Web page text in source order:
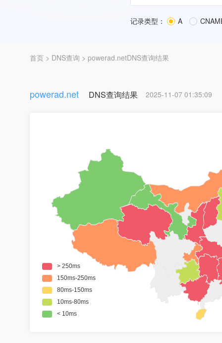
记录类型： A
首页 > DNS查询 > powerad.netDNS查询结果
powerad.net DNS查询结果 2025-11-07 01:35:09